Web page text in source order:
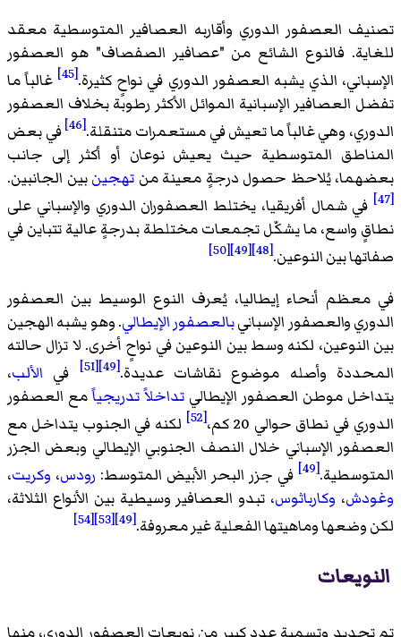
تصنيف العصفور الدوري وأقاربه العصافير المتوسطية معقد
للغاية. فالنوع الشائع من "عصافير الصفصاف" هو العصفور
الإسباني، الذي يشبه العصفور الدوري في نواحٍ كثيرة.[45]
غالباً ما
تفضل العصافير الإسبانية الموائل الأكثر رطوبة بخلاف العصفور
الدوري، وهي غالباً ما تعيش في مستعمرات متنقلة.[46]
في بعض
المناطق المتوسطية حيث يعيش نوعان أو أكثر إلى جانب
بعضهما، يُلاحظ حصول درجةٍ معينة من تهجينبين الجانبين.
[47]
في شمال أفريقيا، يختلط العصفوران الدوري والإسباني على
نطاقٍ واسع، ما يشكّل تجمعات مختلطة بدرجةٍ عالية تتباين في
صفاتها بين النوعين.[48]
[49]
[50]
في معظم أنحاء إيطاليا، يُعرف النوع الوسيط بين العصفور
الدوري والعصفور الإسبانيبالعصفور الإيطالي. وهو يشبه الهجين
بين النوعين، لكنه وسط بين النوعين في نواحٍ أخرى. لا تزال حالته
المحددة وأصله موضوع نقاشات عديدة.[49]
[51] في الألب،
يتداخل موطن العصفور الإيطالي تداخلاً تدريجياًمع العصفور
الدوري في نطاق حوالي 20 كم،
[52]
لكنه في الجنوب يتداخل مع
العصفور الإسباني خلال النصف الجنوبي الإيطالي وبعض الجزر
المتوسطية.[49] في جزر البحر الأبيض المتوسط: رودس، وكريت،
وغودش، وكارباثوس، تبدو العصافير وسيطية بين الأنواع الثلاثة،
لكن وضعها وماهيتها الفعلية غير معروفة.[49]
[53]
[54]
النويعات
تم تحديد وتسمية عدد كبير من نويعات العصفور الدوري، منها